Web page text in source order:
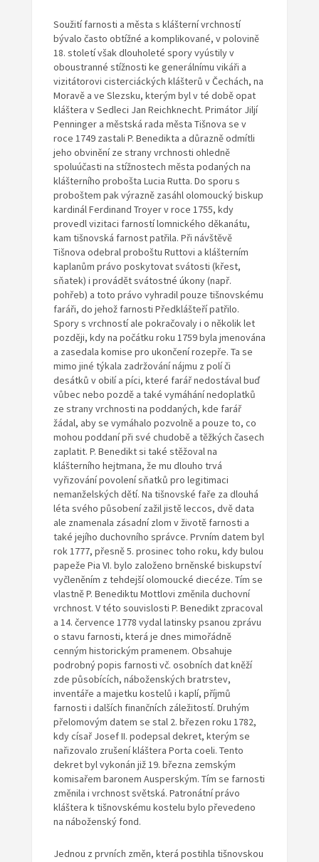
Soužití farnosti a města s klášterní vrchností
bývalo často obtížné a komplikované, v polovině
18. století však dlouholeté spory vyústily v
oboustranné stížnosti ke generálnímu vikáři a
vizitátorovi cisterciáckých klášterů v Čechách, na
Moravě a ve Slezsku, kterým byl v té době opat
kláštera v Sedleci Jan Reichknecht. Primátor Jiljí
Penninger a městská rada města Tišnova se v
roce 1749 zastali P. Benedikta a důrazně odmítli
jeho obvinění ze strany vrchnosti ohledně
spoluúčasti na stížnostech města podaných na
klášterního probošta Lucia Rutta. Do sporu s
proboštem pak výrazně zasáhl olomoucký biskup
kardinál Ferdinand Troyer v roce 1755, kdy
provedl vizitaci farností lomnického děkanátu,
kam tišnovská farnost patřila. Při návštěvě
Tišnova odebral proboštu Ruttovi a klášterním
kaplanům právo poskytovat svátosti (křest,
sňatek) i provádět svátostné úkony (např.
pohřeb) a toto právo vyhradil pouze tišnovskému
faráři, do jehož farnosti Předklášteří patřilo.
Spory s vrchností ale pokračovaly i o několik let
později, kdy na počátku roku 1759 byla jmenována
a zasedala komise pro ukončení rozepře. Ta se
mimo jiné týkala zadržování nájmu z polí či
desátků v obilí a píci, které farář nedostával buď
vůbec nebo pozdě a také vymáhání nedoplatků
ze strany vrchnosti na poddaných, kde farář
žádal, aby se vymáhalo pozvolně a pouze to, co
mohou poddaní při své chudobě a těžkých časech
zaplatit. P. Benedikt si také stěžoval na
klášterního hejtmana, že mu dlouho trvá
vyřizování povolení sňatků pro legitimaci
nemanželských dětí. Na tišnovské faře za dlouhá
léta svého působení zažil jistě leccos, dvě data
ale znamenala zásadní zlom v životě farnosti a
také jejího duchovního správce. Prvním datem byl
rok 1777, přesně 5. prosinec toho roku, kdy bulou
papeže Pia VI. bylo založeno brněnské biskupství
vyčleněním z tehdejší olomoucké diecéze. Tím se
vlastně P. Benediktu Mottlovi změnila duchovní
vrchnost. V této souvislosti P. Benedikt zpracoval
a 14. července 1778 vydal latinsky psanou zprávu
o stavu farnosti, která je dnes mimořádně
cenným historickým pramenem. Obsahuje
podrobný popis farnosti vč. osobních dat kněží
zde působících, náboženských bratrstev,
inventáře a majetku kostelů i kaplí, příjmů
farnosti i dalších finančních záležitostí. Druhým
přelomovým datem se stal 2. březen roku 1782,
kdy císař Josef II. podepsal dekret, kterým se
nařizovalo zrušení kláštera Porta coeli. Tento
dekret byl vykonán již 19. března zemským
komisařem baronem Ausperským. Tím se farnosti
změnila i vrchnost světská. Patronátní právo
kláštera k tišnovskému kostelu bylo převedeno
na náboženský fond.
Jednou z prvních změn, která postihla tišnovskou